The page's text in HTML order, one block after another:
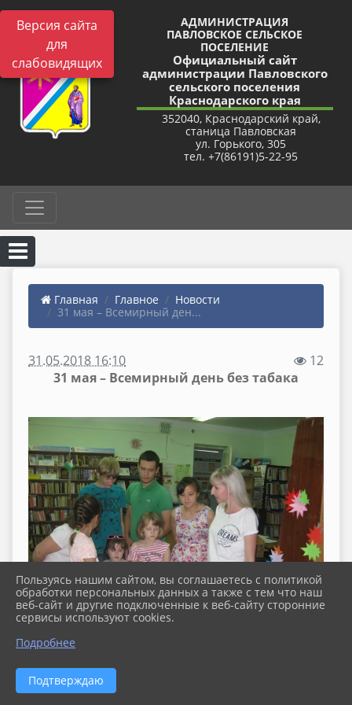
Версия сайта
для
слабовидящих
АДМИНИСТРАЦИЯ
ПАВЛОВСКОЕ СЕЛЬСКОЕ
ПОСЕЛЕНИЕ
Официальный сайт
администрации Павловского
сельского поселения
Краснодарского края
352040, Краснодарский край,
станица Павловская
ул. Горького, 305
тел. +7(86191)5-22-95
Главная Главное
Новости
31 мая – Всемирный ден...
31.05.2018 16:10
12
31 мая – Всемирный день без табака
Пользуясь нашим сайтом, вы соглашаетесь с политикой
обработки персональных данных а также с тем что наш
веб-сайт и другие подключенные к веб-сайту сторонние
сервисы используют cookies.
Подробнее
Подтверждаю